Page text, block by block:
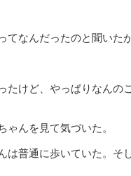
てなんだったのと聞いた
けど、やっぱりなんの
んを見て気づいた。
は普通に歩いていた。そ